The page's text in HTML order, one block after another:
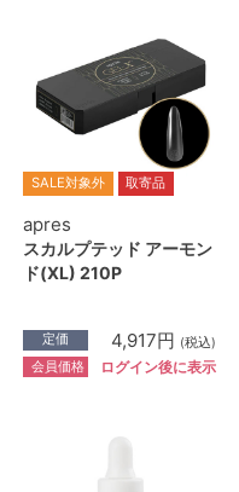
SALE対象外 取寄品
apres
スカルプテッド アーモン
ド(XL) 210P
定価 4,917円 (税込)
会員価格 ログイン後に表示